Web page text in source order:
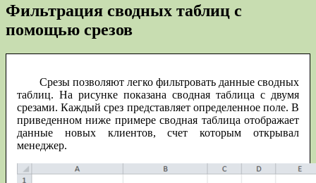
Фильтрация сводных таблиц с
помощью срезов
Срезы позволяют легко фильтровать данные сводных
таблиц. На рисунке показана сводная таблица с двумя
срезами. Каждый срез представляет определенное поле. В
приведенном ниже примере сводная таблица отображает
данные новых клиентов, счет которым открывал
менеджер.